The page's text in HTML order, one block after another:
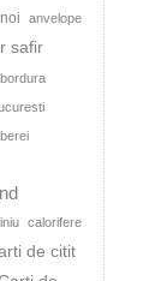
anvelope
safir
bordura
calorifere
de citit